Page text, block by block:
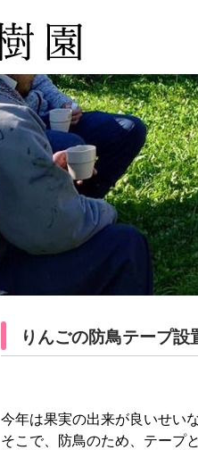
りんごの防鳥テープ設
今年は果実の出来が良いせい
そこで、防鳥のため、テープ